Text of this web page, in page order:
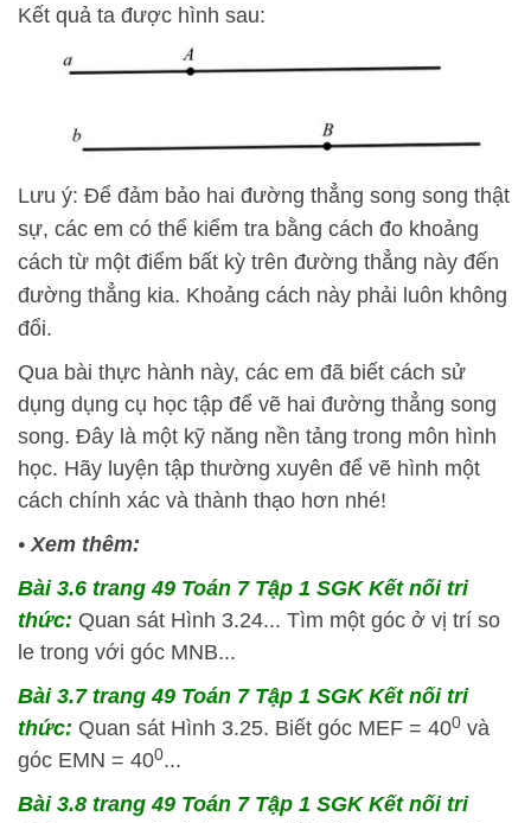
Kết quả ta được hình sau:
Lưu ý: Để đảm bảo hai đường thẳng song song thật
sự, các em có thể kiểm tra bằng cách đo khoảng
cách từ một điểm bất kỳ trên đường thẳng này đến
đường thẳng kia. Khoảng cách này phải luôn không
đổi.
Qua bài thực hành này, các em đã biết cách sử
dụng dụng cụ học tập để vẽ hai đường thẳng song
song. Đây là một kỹ năng nền tảng trong môn hình
học. Hãy luyện tập thường xuyên để vẽ hình một
cách chính xác và thành thạo hơn nhé!
•Xem thêm:
Bài 3.6 trang 49 Toán 7 Tập 1 SGK Kết nối tri
thức: Quan sát Hình 3.24... Tìm một góc ở vị trí so
le trong với góc MNB...
Bài 3.7 trang 49 Toán 7 Tập 1 SGK Kết nối tri
thức: Quan sát Hình 3.25. Biết góc MEF = 400 và
góc EMN = 400...
Bài 3.8 trang 49 Toán 7 Tập 1 SGK Kết nối tri